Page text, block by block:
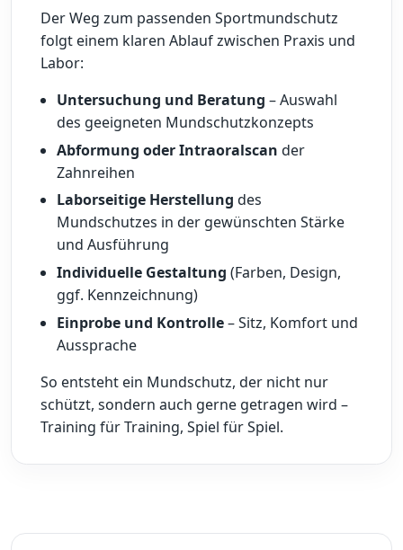
Der Weg zum passenden Sportmundschutz
folgt einem klaren Ablauf zwischen Praxis und
Labor:
Untersuchung und Beratung – Auswahl
des geeigneten Mundschutzkonzepts
Abformung oder Intraoralscan der
Zahnreihen
Laborseitige Herstellung des
Mundschutzes in der gewünschten Stärke
und Ausführung
Individuelle Gestaltung (Farben, Design,
ggf. Kennzeichnung)
Einprobe und Kontrolle– Sitz, Komfort und
Aussprache
So entsteht ein Mundschutz, der nicht nur
schützt, sondern auch gerne getragen wird –
Training für Training, Spiel für Spiel.